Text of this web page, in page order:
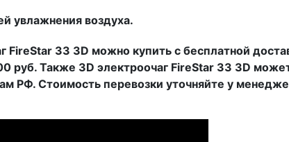
увлажнения воздуха.
FireStar 33 3D можно купить с бесплатной
руб. Также 3D электроочаг FireStar 33 3D
РФ. Стоимость перевозки уточняйте у